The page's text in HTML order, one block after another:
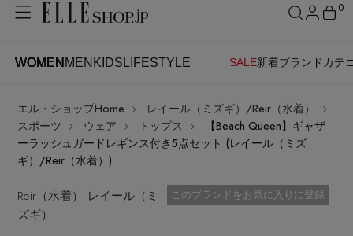
WOMEN MEN KIDS LIFESTYLE SALE新着ブランド カテ
0
WOMENMENKIDSLIFESTYLE
ITEMS ログイン
はじめてご利用の方
SEE RESULTS
エル・ショップHome
レイール（ミズギ）/Reir（水着）
スポーツ
ウェア トップス
【Beach Queen】ギャザ
ーラッシュガードレギンス付き5点セット (レイール（ミズ
ギ）/Reir（水着）)
Reir（水着） レイール（ミ
ズギ）
お気に入り済
このブランドをお気に入りに登録